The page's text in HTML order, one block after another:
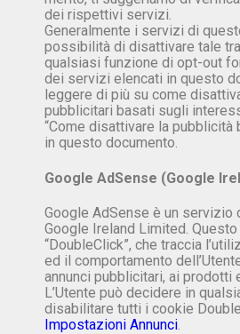
dei rispettivi servizi.
Generalmente i servizi di
possibilità di disattivare tale
qualsiasi funzione di opt-out
dei servizi elencati in questo
leggere di più su come
pubblicitari basati sugli
“Come disattivare la pubblicità
in questo documento.
Google AdSense (Google
Google AdSense è un servizio
Google Ireland Limited.
“DoubleClick”, che traccia
ed il comportamento
annunci pubblicitari, ai prodotti
L’Utente può decidere in
disabilitare tutti i cookie
Impostazioni Annunci